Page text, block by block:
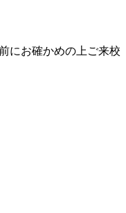
にお確かめの上ご来校